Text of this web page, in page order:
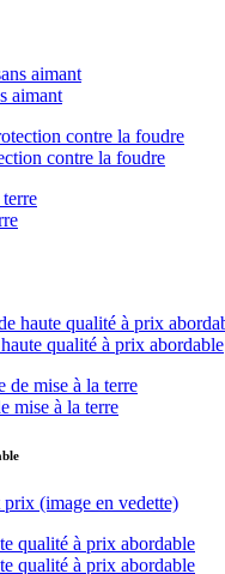
aimant
contre la foudre
qualité à prix abordable
mise à la terre